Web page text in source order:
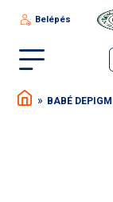
Belépés
BABÉ